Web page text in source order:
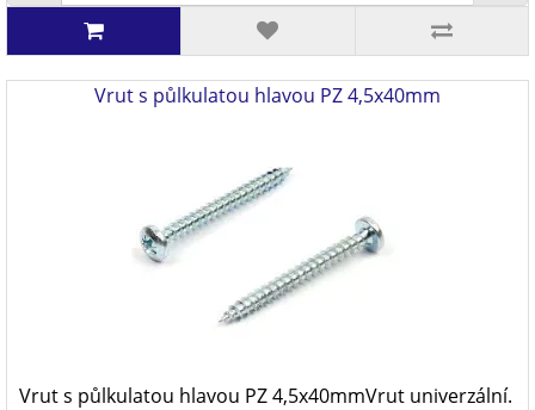
Vrut s půlkulatou hlavou PZ 4,5x40mm
Vrut s půlkulatou hlavou PZ 4,5x40mmVrut univerzální.